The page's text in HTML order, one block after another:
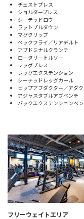
チェストプレス
ショルダープレス
シーテッドロウ
ラットプルダウン
マグクリップ
ペックフライ／リアデルト
アブドミナルクランチ
ロータリートルソー
レッグプレス
レッグエクステンション
シーテッドレッグカール
ヒップアブダクター／アダ
アジャスタブルアブベンチ
バックエクステンションベ
フリーウェイトエリア